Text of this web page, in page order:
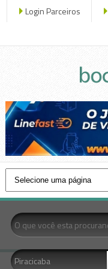
Login Parceiros
Piracicaba